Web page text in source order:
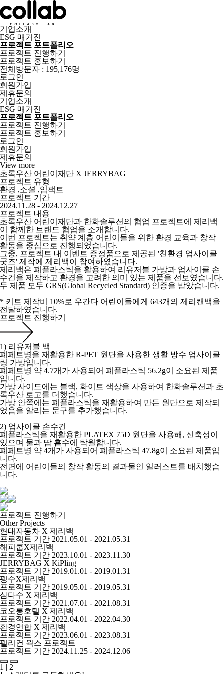
기업소개
ESG 매거진
프로젝트 포트폴리오
프로젝트 진행하기
프로젝트 홍보하기
전체방문자 : 195,176명
로그인
회원가입
제휴문의
기업소개
ESG 매거진
프로젝트 포트폴리오
프로젝트 진행하기
프로젝트 홍보하기
로그인
회원가입
제휴문의
View more
초록우산 어린이재단 X JERRYBAG
프로젝트 유형
환경 ,소셜 ,임팩트
프로젝트 기간
2024.11.28 - 2024.12.27
프로젝트 내용
초록우산 어린이재단과 한화솔루션의 협업 프로젝트에 제리백
이 함께한 브랜드 협업을 소개합니다.
이번 프로젝트는 취약 계층 어린이들을 위한 환경 교육과 창작
활동을 중심으로 진행되었습니다.
그중, 프로젝트 내 이벤트 증정품으로 제공된 '친환경 업사이클
굿즈' 제작에 제리백이 참여하였습니다.
제리백은 폐플라스틱을 활용하여 리유저블 가방과 업사이클 손
수건을 제작하고 환경을 고려한 의미 있는 제품을 선보였습니다.
두 제품 모두 GRS(Global Recycled Standard) 인증을 받았습니다.
* 키트 제작비 10%로 우간다 어린이들에게 643개의 제리캔백을
전달하였습니다.
프로젝트 진행하기
1) 리유저블 백
폐페트병을 재활용한 R-PET 원단을 사용한 생활 방수 업사이클
링 가방입니다.
폐페트병 약 4.7개가 사용되어 폐플라스틱 56.2g이 소요된 제품
입니다.
가방 사이드에는 블랙, 화이트 색상을 사용하여 한화솔루션과 초
록우산 로고를 더했습니다.
가방 안쪽에는 폐플라스틱을 재활용하여 만든 원단으로 제작되
었음을 알리는 문구를 추가했습니다.
2) 업사이클 손수건
폐플라스틱을 재활용한 PLATEX 75D 원단을 사용해, 신축성이
있으며 물과 땀 흡수에 탁월합니다.
폐페트병 약 4개가 사용되어 폐플라스틱 47.8g이 소요된 제품입
니다.
전면에 어린이들의 창작 활동의 결과물인 일러스트를 배치했습
니다.
프로젝트 진행하기
Other Projects
현대자동차 X 제리백
프로젝트 기간 2021.05.01 - 2021.05.31
해피쿱X제리백
프로젝트 기간 2023.10.01 - 2023.11.30
JERRYBAG X KiPling
프로젝트 기간 2019.01.01 - 2019.01.31
펭수X제리백
프로젝트 기간 2019.05.01 - 2019.05.31
삼다수 X 제리백
프로젝트 기간 2021.07.01 - 2021.08.31
코오롱호텔 X 제리백
프로젝트 기간 2022.04.01 - 2022.04.30
환경연합 X 제리백
프로젝트 기간 2023.06.01 - 2023.08.31
펠리컨 웍스 프로젝트
프로젝트 기간 2024.11.25 - 2024.12.06
1 | 2